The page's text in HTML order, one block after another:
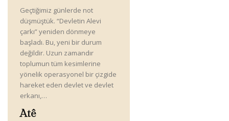
Geçtiğimiz günlerde not
düşmüştük. “Devletin Alevi
çarkı” yeniden dönmeye
başladı. Bu, yeni bir durum
değildir. Uzun zamandır
toplumun tüm kesimlerine
yönelik operasyonel bir çizgide
hareket eden devlet ve devlet
erkanı,…
Atê